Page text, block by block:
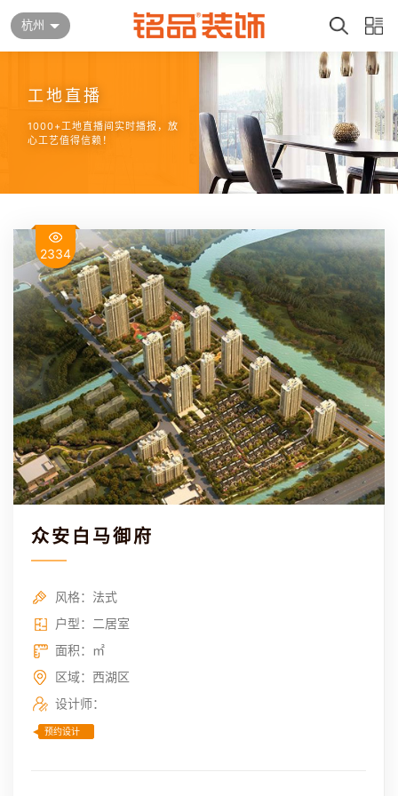
杭州
工地直播
1000+工地直播间实时播报，放
心工艺值得信赖！
2334
众安白马御府
风格：法式
户型：二居室
面积：㎡
区域：西湖区
设计师：
预约设计